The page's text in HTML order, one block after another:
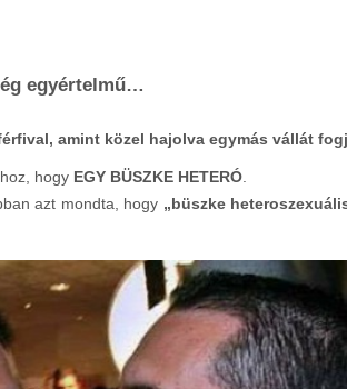
egyértelmű…
amint közel hajolva egymás vállát
hogy EGY BÜSZKE HETERÓ
azt mondta, hogy „büszke